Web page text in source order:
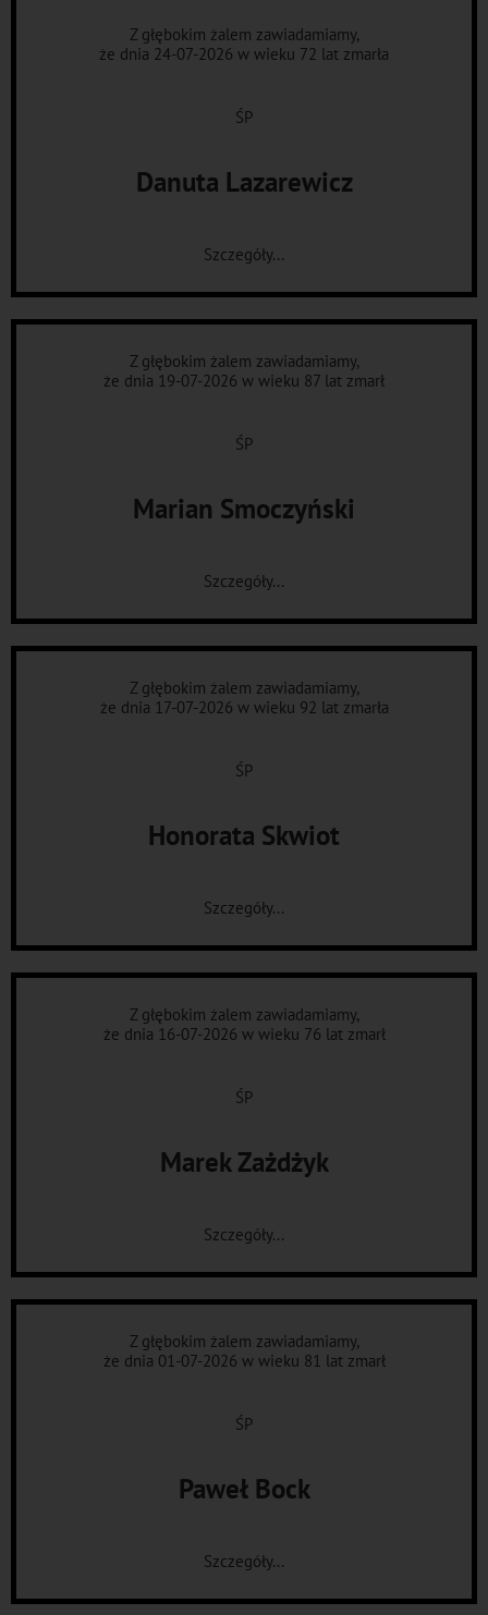
Z głębokim żalem zawiadamiamy,
że dnia 24-07-2026 w wieku 72 lat zmarła
ŚP
Danuta Lazarewicz
Szczegóły...
Z głębokim żalem zawiadamiamy,
że dnia 19-07-2026 w wieku 87 lat zmarł
ŚP
Marian Smoczyński
Szczegóły...
Z głębokim żalem zawiadamiamy,
że dnia 17-07-2026 w wieku 92 lat zmarła
ŚP
Honorata Skwiot
Szczegóły...
Z głębokim żalem zawiadamiamy,
że dnia 16-07-2026 w wieku 76 lat zmarł
ŚP
Marek Zażdżyk
Szczegóły...
Z głębokim żalem zawiadamiamy,
że dnia 01-07-2026 w wieku 81 lat zmarł
ŚP
Paweł Bock
Szczegóły...